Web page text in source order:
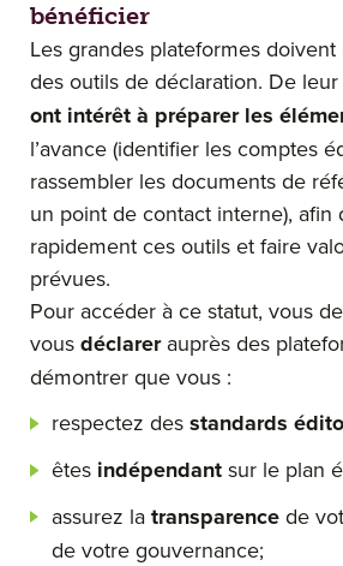
bénéficier
Les grandes plateformes
des outils de déclaration. De
ont intérêt à préparer les
l’avance (identifier les comptes
rassembler les documents de
un point de contact interne),
rapidement ces outils et faire
prévues.
Pour accéder à ce statut, vous
vous déclarerauprès des
démontrer que vous :
respectez des standards
êtes indépendant sur le plan
assurez la transparence de
de votre gouvernance;